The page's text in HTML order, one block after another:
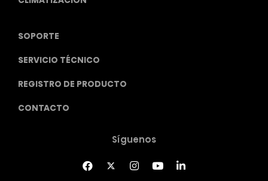
SOPORTE
SERVICIO TÉCNICO
REGISTRO DE PRODUCTO
CONTACTO
Síguenos